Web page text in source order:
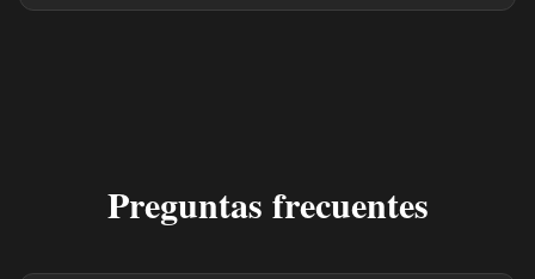
Preguntas frecuentes